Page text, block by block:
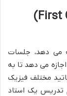
استفاده از جلسات رایگان (First Class)
می دهد، جلسات
می دهد تا به
مختلف فیزیک
تدریس یک استاد